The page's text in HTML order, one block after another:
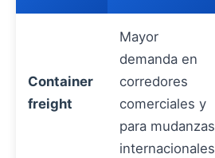
Container
freight
Mayor
demanda en
corredores
comerciales y
para mudanzas
internacionales